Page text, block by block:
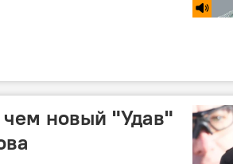
новый "Удав"